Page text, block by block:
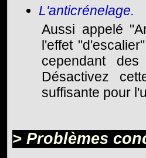
L'anticrénelage.
Aussi appelé
l'effet
cependant
Désactivez
suffisante pour
> Problèmes